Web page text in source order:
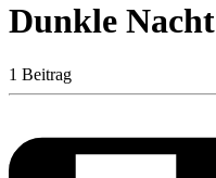
Dunkle Nacht
1 Beitrag